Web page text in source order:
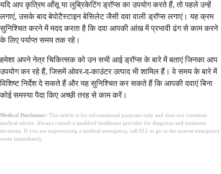
यदि आप कृत्रिम आँसू या लुब्रिकेटिंग ड्रॉप्स का उपयोग करते हैं, तो पहले उन्हें
लगाएं, उसके बाद बेपोटैस्टाइन बेसिलेट जैसी दवा वाली ड्रॉप्स लगाएं। यह क्रम
सुनिश्चित करने में मदद करता है कि दवा आपकी आंख में प्रभावी ढंग से काम करने
के लिए पर्याप्त समय तक रहे।
हमेशा अपने नेत्र चिकित्सक को उन सभी आई ड्रॉप्स के बारे में बताएं जिनका आप
उपयोग कर रहे हैं, जिसमें ओवर-द-काउंटर उत्पाद भी शामिल हैं। वे समय के बारे में
विशिष्ट निर्देश दे सकते हैं और यह सुनिश्चित कर सकते हैं कि आपकी दवाएं बिना
कोई समस्या पैदा किए अच्छी तरह से काम करें।
Medical Disclaimer: This article is for informational purposes only and does not constitute
medical advice. Always consult a qualified healthcare provider for diagnosis and treatment
decisions. If you are experiencing a medical emergency, call 911 or go to the nearest emergency
room immediately.